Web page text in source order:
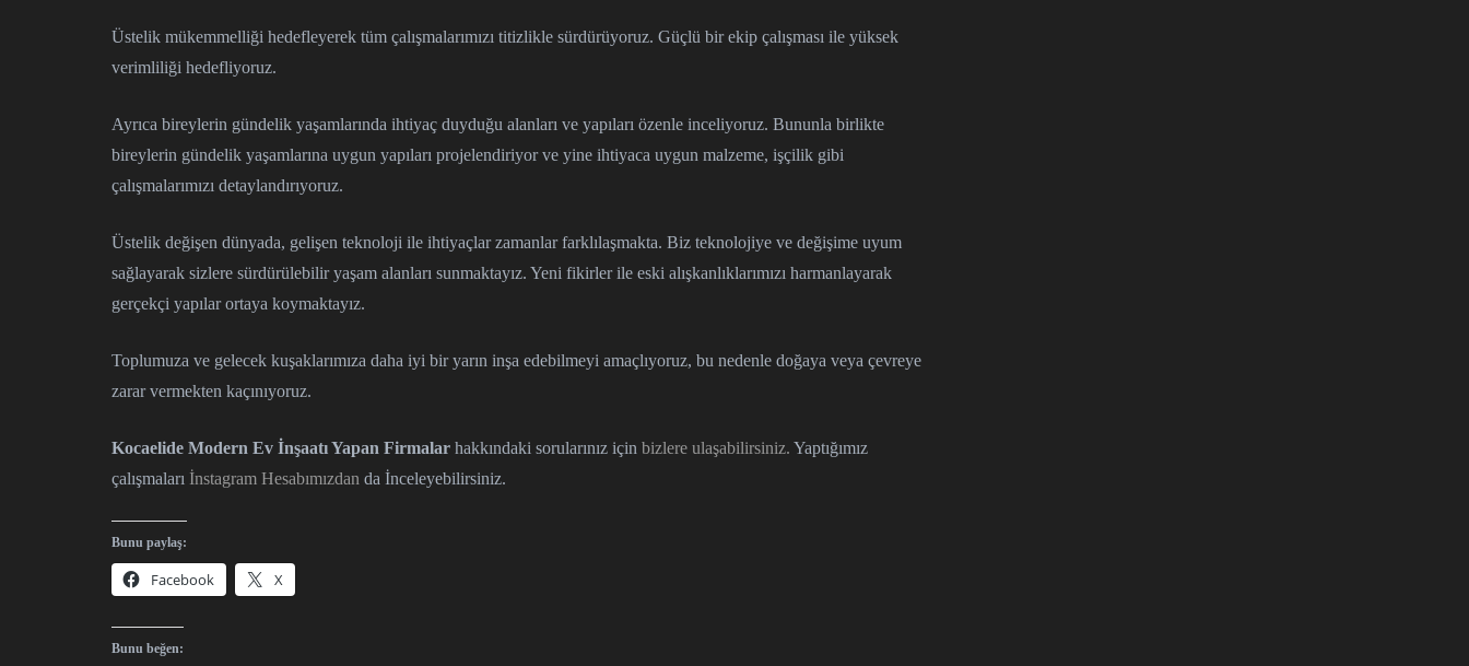
Üstelik mükemmelliği hedefleyerek tüm çalışmalarımızı titizlikle sürdürüyoruz. Güçlü bir ekip çalışması ile yüksek
verimliliği hedefliyoruz.
Ayrıca bireylerin gündelik yaşamlarında ihtiyaç duyduğu alanları ve yapıları özenle inceliyoruz. Bununla birlikte
bireylerin gündelik yaşamlarına uygun yapıları projelendiriyor ve yine ihtiyaca uygun malzeme, işçilik gibi
çalışmalarımızı detaylandırıyoruz.
Üstelik değişen dünyada, gelişen teknoloji ile ihtiyaçlar zamanlar farklılaşmakta. Biz teknolojiye ve değişime uyum
sağlayarak sizlere sürdürülebilir yaşam alanları sunmaktayız. Yeni fikirler ile eski alışkanlıklarımızı harmanlayarak
gerçekçi yapılar ortaya koymaktayız.
Toplumuza ve gelecek kuşaklarımıza daha iyi bir yarın inşa edebilmeyi amaçlıyoruz, bu nedenle doğaya veya çevreye
zarar vermekten kaçınıyoruz.
Kocaelide Modern Ev İnşaatı Yapan Firmalar hakkındaki sorularınız için bizlere ulaşabilirsiniz. Yaptığımız
çalışmaları İnstagram Hesabımızdan da İnceleyebilirsiniz.
Bunu paylaş:
Facebook X
Bunu beğen: